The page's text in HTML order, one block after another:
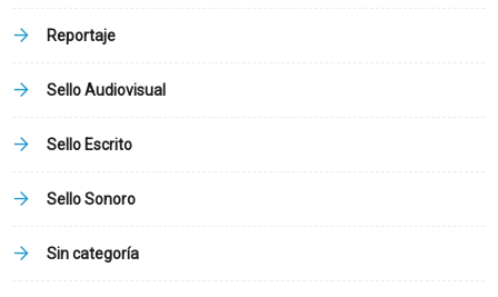
Reportaje
Sello Audiovisual
Sello Escrito
Sello Sonoro
Sin categoría